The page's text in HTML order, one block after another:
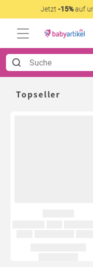
Jetzt -15%auf
Topseller